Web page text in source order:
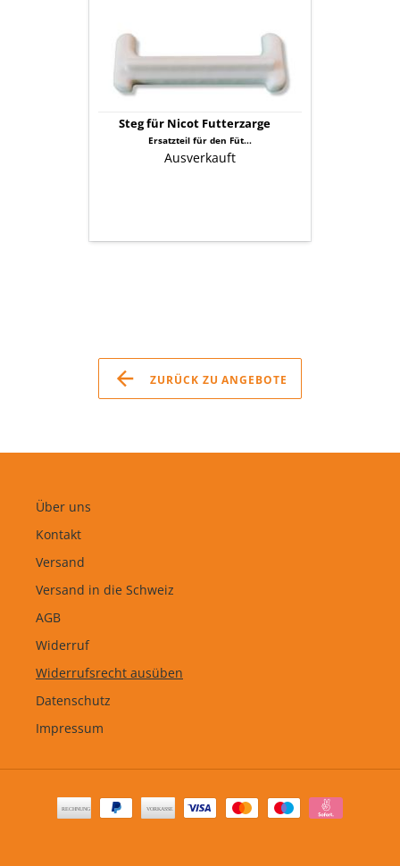
Steg für Nicot Futterzarge
Ersatzteil für den Füt...
Ausverkauft
ZURÜCK ZU ANGEBOTE
Über uns
Kontakt
Versand
Versand in die Schweiz
AGB
Widerruf
Widerrufsrecht ausüben
Datenschutz
Impressum
Zahlungsarten